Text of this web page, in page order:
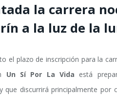
la carrera
a la luz de la
el plazo de inscripción para la
Un Sí Por La Vida está
que discurrirá principalmente